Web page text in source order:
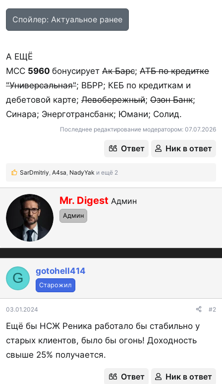
Спойлер: Актуальное ранее
А ЕЩЁ
MCC 5960 бонусирует Ак Барс; АТБ по кредитке
"Универсальная"; ВБРР; КЕБ по кредиткам и
дебетовой карте; Левобережный; Озон Банк;
Синара; Энерготрансбанк; Юмани; Солид.
Последнее редактирование модератором: 07.07.2026
Ответ Ник в ответ
Р
к
и
SarDmitriy A4sa NadyYak и ещё 2
А
в
т
р
Mr. Digest Админ
Админ
G gotohell414
Старожил
03.01.2024 #2
Ещё бы НСЖ Реника работало бы стабильно у
старых клиентов, было бы огонь! Доходность
свыше 25% получается.
Ответ Ник в ответ